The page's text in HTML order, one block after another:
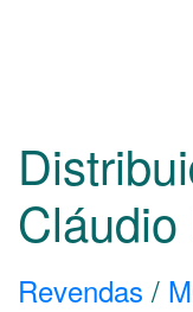
Cláudio
Revendas /